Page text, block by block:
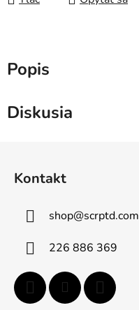
Popis
Diskusia
Kontakt
shop@scrptd.com
226 886 369